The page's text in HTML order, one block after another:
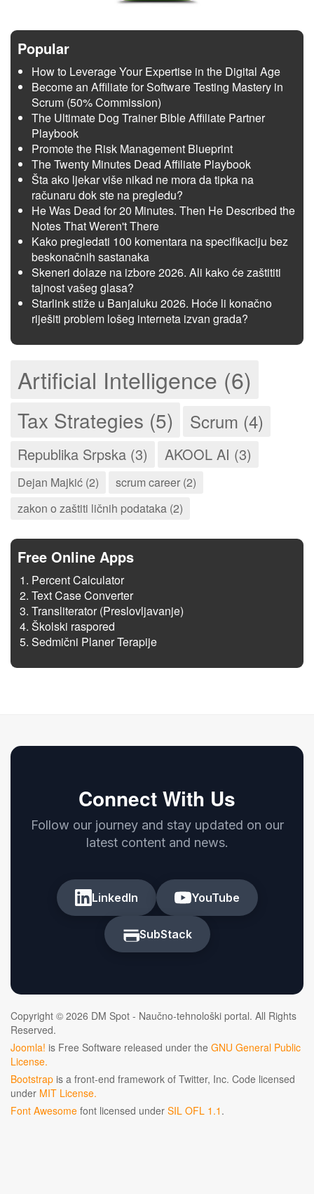
Popular
How to Leverage Your Expertise in the Digital Age
Become an Affiliate for Software Testing Mastery in
Scrum (50% Commission)
The Ultimate Dog Trainer Bible Affiliate Partner
Playbook
Promote the Risk Management Blueprint
The Twenty Minutes Dead Affiliate Playbook
Šta ako ljekar više nikad ne mora da tipka na
računaru dok ste na pregledu?
He Was Dead for 20 Minutes. Then He Described the
Notes That Weren't There
Kako pregledati 100 komentara na specifikaciju bez
beskonačnih sastanaka
Skeneri dolaze na izbore 2026. Ali kako će zaštititi
tajnost vašeg glasa?
Starlink stiže u Banjaluku 2026. Hoće li konačno
riješiti problem lošeg interneta izvan grada?
Artificial Intelligence (6)
Tax Strategies (5) Scrum (4)
Republika Srpska (3) AKOOL AI (3)
Dejan Majkić (2)
scrum career (2)
zakon o zaštiti ličnih podataka (2)
Free Online Apps
Percent Calculator
Text Case Converter
Transliterator (Preslovljavanje)
Školski raspored
Sedmični Planer Terapije
Connect With Us
Follow our journey and stay updated on our
latest content and news.
LinkedIn YouTube
SubStack
Copyright © 2026 DM Spot - Naučno-tehnološki portal. All Rights
Reserved.
Joomla! is Free Software released under the GNU General Public
License.
Bootstrap is a front-end framework of Twitter, Inc. Code licensed
under MIT License.
Font Awesome font licensed under SIL OFL 1.1 .